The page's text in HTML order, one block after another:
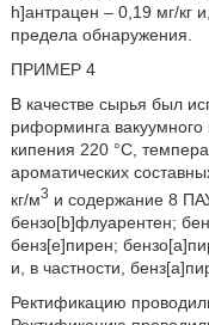
h]антрацен – 0,19 мг/кг
предела обнаружения.
ПРИМЕР 4
В качестве сырья был
риформинга
кипения 220 °С,
ароматических
кг/м3 и содержание 8
бензо[b]флуарентен;
бенз[е]пирен;
и, в частности,
Ректификацию